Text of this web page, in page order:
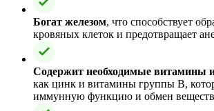
Богат железом, что способствует
кровяных клеток и предотвращает
Содержит необходимые витамины
как цинк и витамины группы B,
иммунную функцию и обмен